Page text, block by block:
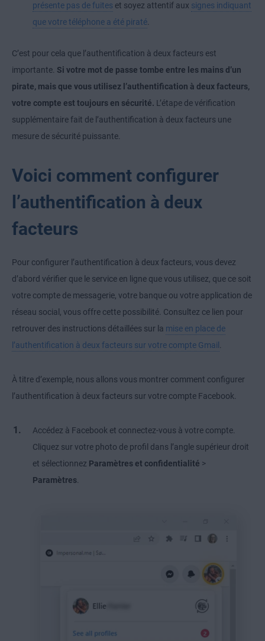
présente pas de fuites et soyez attentif aux signes indiquant
que votre téléphone a été piraté.
C’est pour cela que l’authentification à deux facteurs est
importante. Si votre mot de passe tombe entre les mains d’un
pirate, mais que vous utilisez l’authentification à deux facteurs,
votre compte est toujours en sécurité. L’étape de vérification
supplémentaire fait de l’authentification à deux facteurs une
mesure de sécurité puissante.
Voici comment configurer
l’authentification à deux
facteurs
Pour configurer l’authentification à deux facteurs, vous devez
d’abord vérifier que le service en ligne que vous utilisez, que ce soit
votre compte de messagerie, votre banque ou votre application de
réseau social, vous offre cette possibilité. Consultez ce lien pour
retrouver des instructions détaillées sur la mise en place de
l’authentification à deux facteurs sur votre compte Gmail .
À titre d’exemple, nous allons vous montrer comment configurer
l’authentification à deux facteurs sur votre compte Facebook.
Accédez à Facebook et connectez-vous à votre compte.
Cliquez sur votre photo de profil dans l’angle supérieur droit
et sélectionnez Paramètres et confidentialité >
Paramètres.